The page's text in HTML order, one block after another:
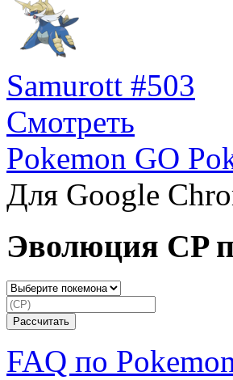
Samurott #503
Смотреть
Pokemon GO
Для Google
Эволюция CP
FAQ по